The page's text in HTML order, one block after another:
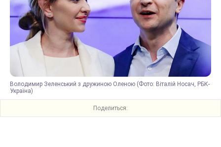
Володимир Зеленський з дружиною Оленою (Фото: Віталій Носач, РБК-
Україна)
Поделиться: